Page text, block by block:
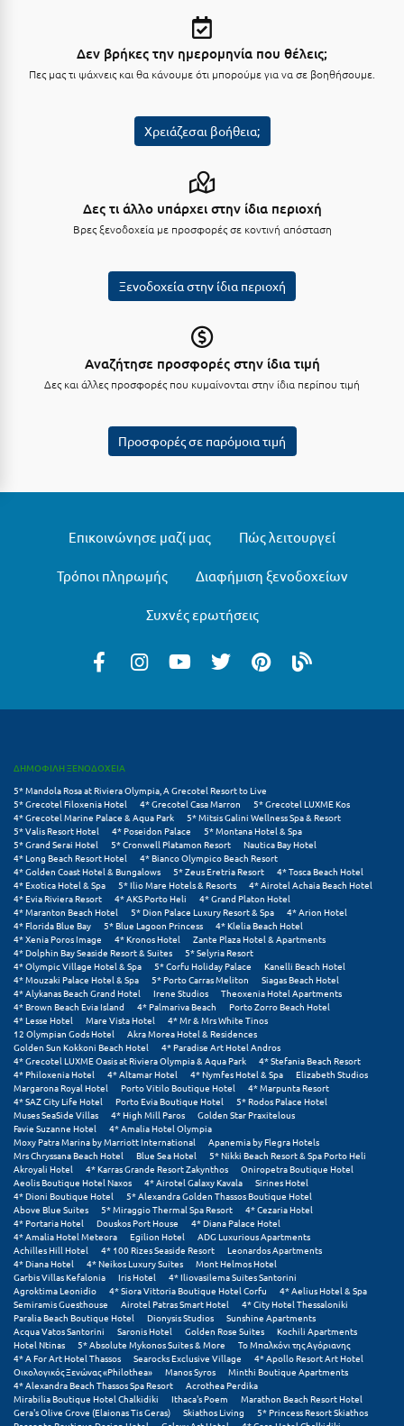
Λασίθι
Λιτόχωρο
Λουτρά Υπάτης
Μ
Μάνη
Μαραθώνας Αττικής
Μαρώνεια
Μεθώνη
Μεσολόγγι
Μεσσηνία
Μετέωρα
Μέτσοβο
Μήλος
Μονεμβασιά
Μουζάκι
Μπαλί Κρήτης
Μπάνσκο
Μπούκα Μεσσηνίας
Μύκονος
Μυστράς
Μυτιλήνη
Ν
Δεν βρήκες την ημερομηνία που θέλεις;
Πες μας τι ψάχνεις και θα κάνουμε ότι μπορούμε για να σε βοηθήσουμε.
Χρειάζεσαι βοήθεια;
Δες τι άλλο υπάρχει στην ίδια περιοχή
Βρες ξενοδοχεία με προσφορές σε κοντινή απόσταση
Ξενοδοχεία στην ίδια περιοχή
Αναζήτησε προσφορές στην ίδια τιμή
Δες και άλλες προσφορές που κυμαίνονται στην ίδια περίπου τιμή
Προσφορές σε παρόμοια τιμή
Επικοινώνησε μαζί μας Πώς λειτουργεί
Τρόποι πληρωμής Διαφήμιση ξενοδοχείων
Συχνές ερωτήσεις
ΔΗΜΟΦΙΛΗ ΞΕΝΟΔΟΧΕΙΑ
5* Mandola Rosa at Riviera Olympia, A Grecotel Resort to Live
5* Grecotel Filoxenia Hotel
4* Grecotel Casa Marron
5* Grecotel LUXME Kos
4* Grecotel Marine Palace & Aqua Park
5* Mitsis Galini Wellness Spa & Resort
5* Valis Resort Hotel
4* Poseidon Palace
5* Montana Hotel & Spa
5* Grand Serai Hotel
5* Cronwell Platamon Resort
Nautica Bay Hotel
4* Long Beach Resort Hotel
4* Bianco Olympico Beach Resort
4* Golden Coast Hotel & Bungalows
5* Zeus Eretria Resort
4* Tosca Beach Hotel
4* Exotica Hotel & Spa
5* Ilio Mare Hotels & Resorts
4* Airotel Achaia Beach Hotel
4* Evia Riviera Resort
4* AKS Porto Heli
4* Grand Platon Hotel
4* Maranton Beach Hotel
5* Dion Palace Luxury Resort & Spa
4* Arion Hotel
4* Florida Blue Bay
5* Blue Lagoon Princess
4* Klelia Beach Hotel
4* Xenia Poros Image
4* Kronos Hotel
Zante Plaza Hotel & Apartments
4* Dolphin Bay Seaside Resort & Suites
5* Selyria Resort
4* Olympic Village Hotel & Spa
5* Corfu Holiday Palace
Kanelli Beach Hotel
4* Mouzaki Palace Hotel & Spa
5* Porto Carras Meliton
Siagas Beach Hotel
4* Alykanas Beach Grand Hotel
Irene Studios
Theoxenia Hotel Apartments
4* Brown Beach Evia Island
4* Palmariva Beach
Porto Zorro Beach Hotel
4* Lesse Hotel
Mare Vista Hotel
4* Mr & Mrs White Tinos
12 Olympian Gods Hotel
Akra Morea Hotel & Residences
Golden Sun Kokkoni Beach Hotel
4* Paradise Art Hotel Andros
4* Grecotel LUXME Oasis at Riviera Olympia & Aqua Park
4* Stefania Beach Resort
4* Philoxenia Hotel
4* Altamar Hotel 4* Nymfes Hotel & Spa
Elizabeth Studios
Margarona Royal Hotel
Porto Vitilo Boutique Hotel
4* Marpunta Resort
4* SAZ City Life Hotel
Porto Evia Boutique Hotel
5* Rodos Palace Hotel
Muses SeaSide Villas
4* High Mill Paros
Golden Star Praxitelous
Favie Suzanne Hotel
4* Amalia Hotel Olympia
Moxy Patra Marina by Marriott International
Apanemia by Flegra Hotels
Mrs Chryssana Beach Hotel
Blue Sea Hotel
5* Nikki Beach Resort & Spa Porto Heli
Akroyali Hotel
4* Karras Grande Resort Zakynthos
Oniropetra Boutique Hotel
Aeolis Boutique Hotel Naxos
4* Airotel Galaxy Kavala
Sirines Hotel
4* Dioni Boutique Hotel
5* Alexandra Golden Thassos Boutique Hotel
Above Blue Suites
5* Miraggio Thermal Spa Resort
4* Cezaria Hotel
4* Portaria Hotel
Douskos Port House
4* Diana Palace Hotel
4* Amalia Hotel Meteora
Egilion Hotel
ADG Luxurious Apartments
Achilles Hill Hotel
4* 100 Rizes Seaside Resort
Leonardos Apartments
4* Diana Hotel
4* Neikos Luxury Suites
Mont Helmos Hotel
Garbis Villas Kefalonia
Iris Hotel
4* Iliovasilema Suites Santorini
Agroktima Leonidio
4* Siora Vittoria Boutique Hotel Corfu
4* Aelius Hotel & Spa
Semiramis Guesthouse
Airotel Patras Smart Hotel
4* City Hotel Thessaloniki
Paralia Beach Boutique Hotel
Dionysis Studios
Sunshine Apartments
Acqua Vatos Santorini
Saronis Hotel Golden Rose Suites
Kochili Apartments
Hotel Ntinas
5* Absolute Mykonos Suites & More
Το Μπαλκόνι της Αγόριανης
4* A For Art Hotel Thassos
Searocks Exclusive Village
4* Apollo Resort Art Hotel
Οικολογικός Ξενώνας «Philothea»
Manos Syros
Minthi Boutique Apartments
4* Alexandra Beach Thassos Spa Resort
Acrothea Perdika
Mirabilia Boutique Hotel Chalkidiki
Ithaca's Poem
Marathon Beach Resort Hotel
Gera's Olive Grove (Elaionas Tis Geras)
Skiathos Living
5* Princess Resort Skiathos